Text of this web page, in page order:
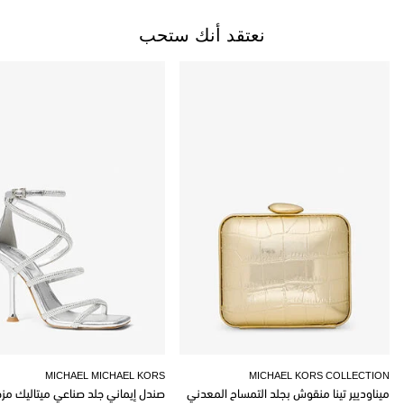
نعتقد أنك ستحب
MICHAEL MICHAEL KORS
صندل إيماني جلد صناعي ميتاليك
MICHAEL KORS COLLECTION
ميناوديير تينا منقوش بجلد التمساح المعدني